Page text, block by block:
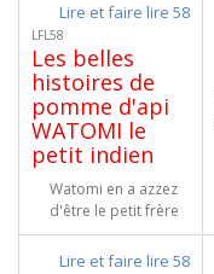
Lire et faire lire 58
LFL58
Les belles
histoires de
pomme d'api
WATOMI le
petit indien
Watomi en a azzez
d'être le petit frère
Lire et faire lire 58